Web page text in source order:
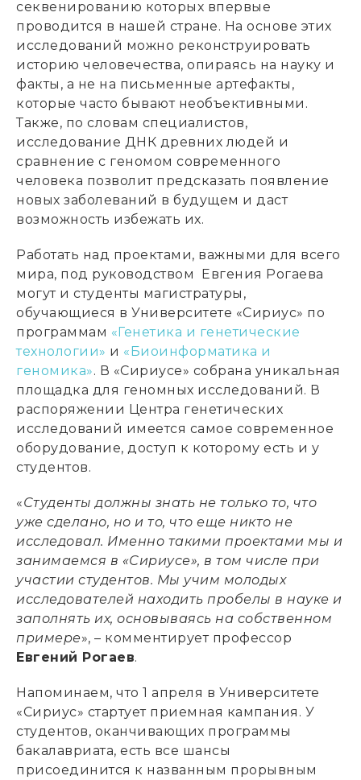
секвенированию которых впервые
проводится в нашей стране. На основе этих
исследований можно реконструировать
историю человечества, опираясь на науку и
факты, а не на письменные артефакты,
которые часто бывают необъективными.
Также, по словам специалистов,
исследование ДНК древних людей и
сравнение с геномом современного
человека позволит предсказать появление
новых заболеваний в будущем и даст
возможность избежать их.
Работать над проектами, важными для всего
мира, под руководством Евгения Рогаева
могут и студенты магистратуры,
обучающиеся в Университете «Сириус» по
программам «Генетика и генетические
технологии» и «Биоинформатика и
геномика». В «Сириусе» собрана уникальная
площадка для геномных исследований. В
распоряжении Центра генетических
исследований имеется самое современное
оборудование, доступ к которому есть и у
студентов.
«Студенты должны знать не только то, что
уже сделано, но и то, что еще никто не
исследовал. Именно такими проектами мы и
занимаемся в «Сириусе», в том числе при
участии студентов. Мы учим молодых
исследователей находить пробелы в науке и
заполнять их, основываясь на собственном
примере», – комментирует профессор
Евгений Рогаев.
Напоминаем, что 1 апреля в Университете
«Сириус» стартует приемная кампания. У
студентов, оканчивающих программы
бакалавриата, есть все шансы
присоединится к названным прорывным